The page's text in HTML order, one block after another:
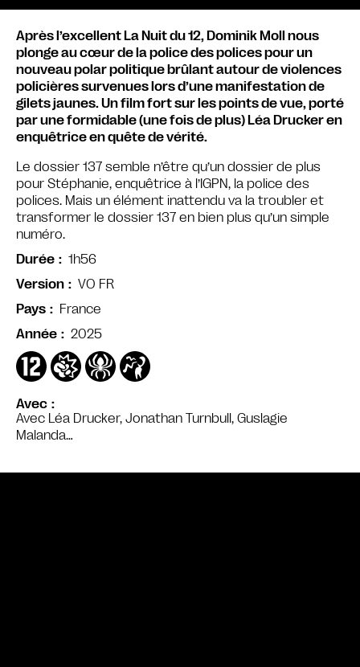
Avec
Avec Léa Drucker, Jonathan Turnbull, Guslagie
Malanda…
Après l’excellent La Nuit du 12, Dominik Moll nous
plonge au cœur de la police des polices pour un
nouveau polar politique brûlant autour de violences
policières survenues lors d’une manifestation de
gilets jaunes. Un film fort sur les points de vue, porté
par une formidable (une fois de plus) Léa Drucker en
enquêtrice en quête de vérité.
Le dossier 137 semble n’être qu’un dossier de plus
pour Stéphanie, enquêtrice à l’IGPN, la police des
polices. Mais un élément inattendu va la troubler et
transformer le dossier 137 en bien plus qu’un simple
numéro.
Durée
1h56
Version
VO FR
Pays
France
Année
2025